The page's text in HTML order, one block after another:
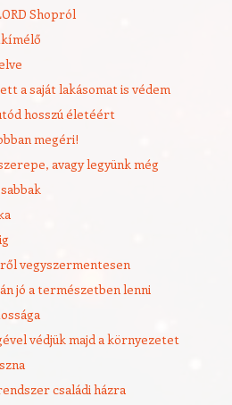
Shopról
a saját lakásomat is védem
hosszú életéért
megéri!
avagy legyünk még
vegyszermentesen
jó a természetben lenni
védjük majd a környezetet
családi házra